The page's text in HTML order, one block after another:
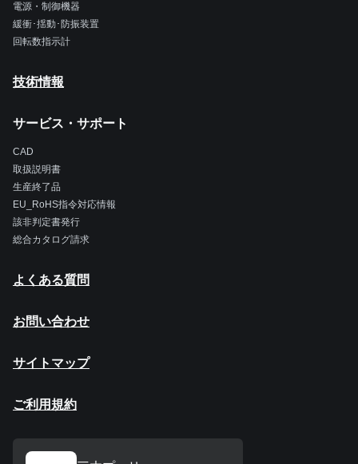
電源・制御機器
緩衝･揺動･防振装置
回転数指示計
技術情報
サービス・サポート
CAD
取扱説明書
生産終了品
EU_RoHS指令対応情報
該非判定書発行
総合カタログ請求
よくある質問
お問い合わせ
サイトマップ
ご利用規約